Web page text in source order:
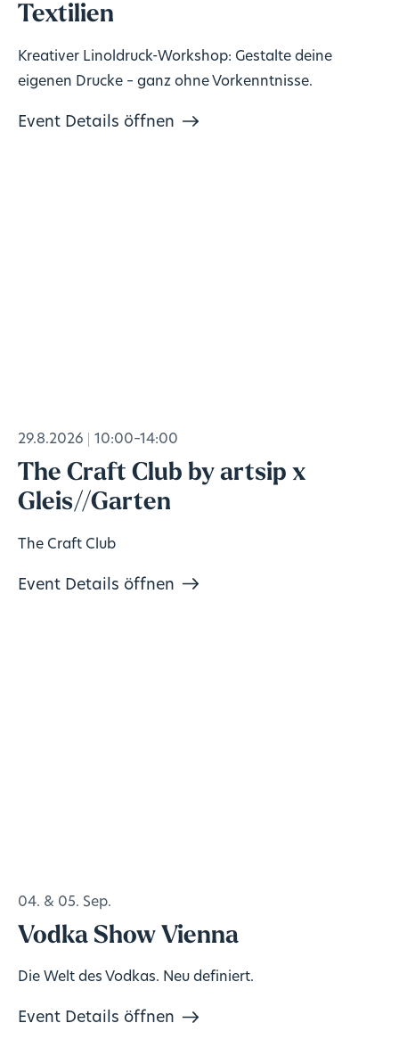
Textilien
Kreativer Linoldruck-Workshop: Gestalte deine
eigenen Drucke – ganz ohne Vorkenntnisse.
Event Details öffnen
29.8.2026 10:00–14:00
The Craft Club by artsip x
Gleis//Garten
The Craft Club
Event Details öffnen
04. & 05. Sep.
Vodka Show Vienna
Die Welt des Vodkas. Neu definiert.
Event Details öffnen